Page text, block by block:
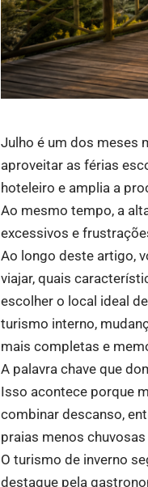
Julho é um dos meses
aproveitar as férias
hoteleiro e amplia a
Ao mesmo tempo, a
excessivos e
Ao longo deste artigo,
viajar, quais
escolher o local ideal
turismo interno,
mais completas e
A palavra chave que
Isso acontece porque
combinar descanso,
praias menos
O turismo de inverno
destaque pela